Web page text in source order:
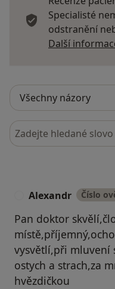
Specialisté
odstranění
Další
Hledejte v názorech
Alexandr Číslo
Pan doktor
vysvětlí,při mluvení
ostych a strach,za
hvězdičkou